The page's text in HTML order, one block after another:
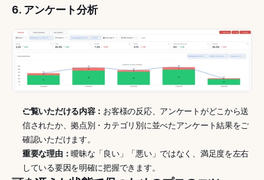
6. アンケート分析
ご覧いただける内容： お客様の反応、アンケートがどこから送
信されたか、拠点別・カテゴリ別に並べたアンケート結果をご
確認いただけます。
重要な理由：曖昧な「良い」「悪い」ではなく、満足度を左右
している要因を明確に把握できます。